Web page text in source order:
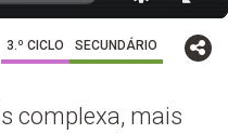
3.º CICLO SECUNDÁRIO
complexa, mais